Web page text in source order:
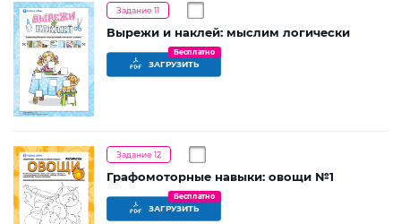
Задание 11
Вырежи и наклей: мыслим логически
ЗАГРУЗИТЬ
Бесплатно
Задание 12
Графомоторные навыки: овощи №1
ЗАГРУЗИТЬ
Бесплатно